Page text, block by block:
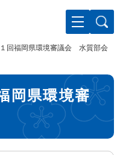
回福岡県環境審議会 水質部会
岡県環境審